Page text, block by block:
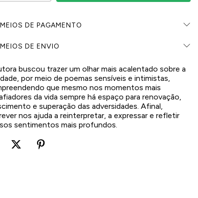
MEIOS DE PAGAMENTO
MEIOS DE ENVIO
buscou trazer um olhar mais acalentado sobre a
por meio de poemas sensíveis e intimistas,
que mesmo nos momentos mais
da vida sempre há espaço para renovação,
e superação das adversidades. Afinal,
nos ajuda a reinterpretar, a expressar e refletir
sentimentos mais profundos.